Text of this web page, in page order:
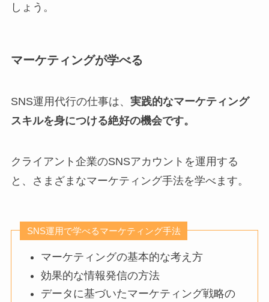
しょう。
マーケティングが学べる
SNS運用代行の仕事は、 実践的なマーケティング
スキルを身につける絶好の機会です。
クライアント企業のSNSアカウントを運用する
と、さまざまなマーケティング手法を学べます。
SNS運用で学べるマーケティング手法
マーケティングの基本的な考え方
効果的な情報発信の方法
データに基づいたマーケティング戦略の